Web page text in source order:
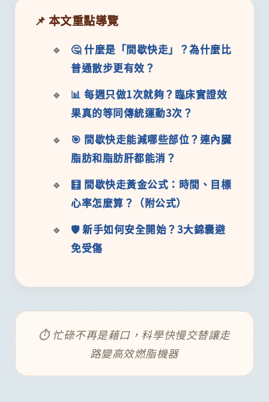
📌 本文重點導覽
🤔 什麼是「間歇快走」？為什麼比
普通散步更有效？
📊 每週只做1次就夠？臨床實證效
果真的等同傳統運動3次？
🎯 間歇快走能減哪些部位？連內臟
脂肪和脂肪肝都能消？
🧮 間歇快走黃金公式：時間、目標
心率怎麼算？（附公式）
🛡️ 新手如何安全開始？3大錦囊避
免受傷
⏱️ 忙碌不再是藉口，科學快慢交替讓走
路變高效燃脂機器